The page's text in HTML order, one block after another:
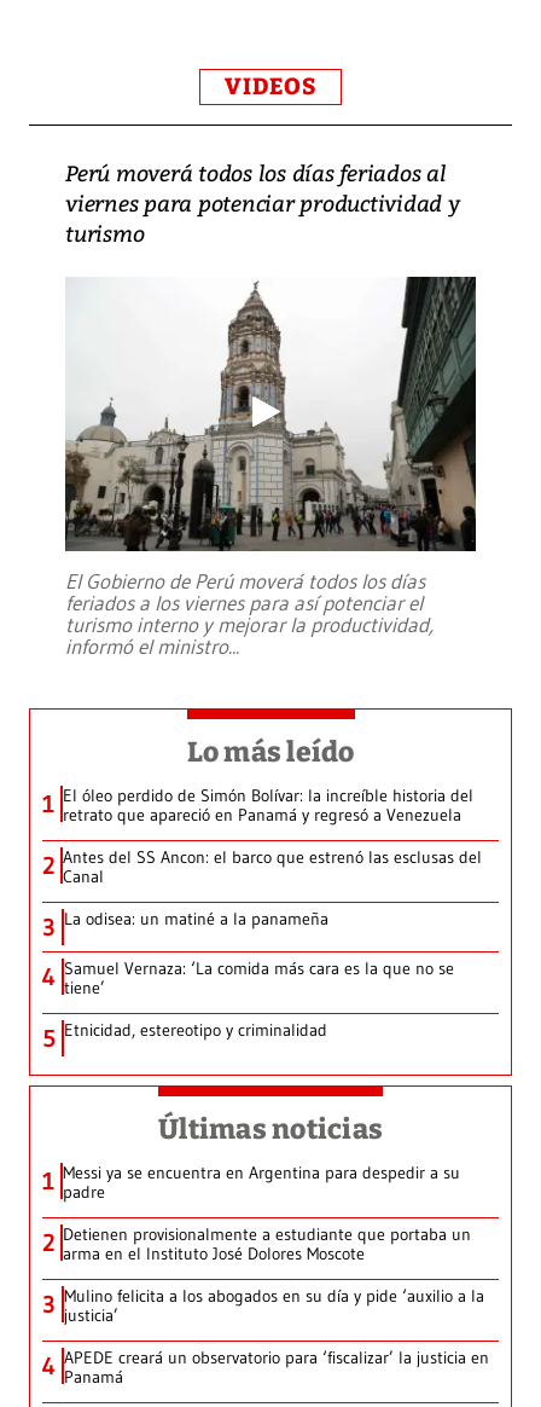
VIDEOS
Perú moverá todos los días feriados al
viernes para potenciar productividad y
turismo
El Gobierno de Perú moverá todos los días
feriados a los viernes para así potenciar el
turismo interno y mejorar la productividad,
informó el ministro...
Lo más leído
1 El óleo perdido de Simón Bolívar: la increíble historia del
retrato que apareció en Panamá y regresó a Venezuela
2 Antes del SS Ancon: el barco que estrenó las esclusas del
Canal
3 La odisea: un matiné a la panameña
4 Samuel Vernaza: ‘La comida más cara es la que no se
tiene’
5 Etnicidad, estereotipo y criminalidad
Últimas noticias
1 Messi ya se encuentra en Argentina para despedir a su
padre
2 Detienen provisionalmente a estudiante que portaba un
arma en el Instituto José Dolores Moscote
3 Mulino felicita a los abogados en su día y pide ‘auxilio a la
justicia’
4 APEDE creará un observatorio para ‘fiscalizar’ la justicia en
Panamá